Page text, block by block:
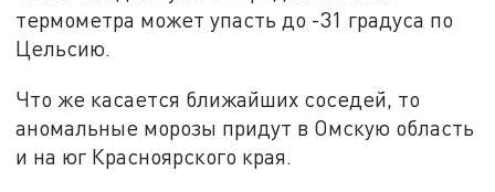
термометра может упасть до -31 градуса по
Цельсию.
Что же касается ближайших соседей, то
аномальные морозы придут в Омскую область
и на юг Красноярского края.